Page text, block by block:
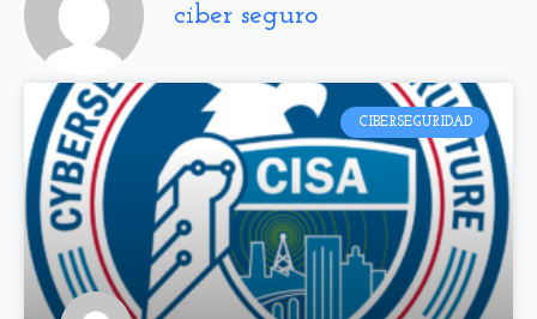
ciber seguro
CIBERSEGURIDAD